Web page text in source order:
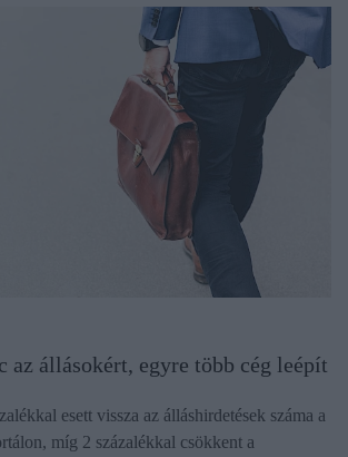
az állásokért, egyre több cég leépít
esett vissza az álláshirdetések száma a
míg 2 százalékkal csökkent a